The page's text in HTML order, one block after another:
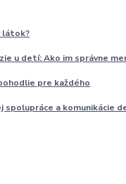
látok?
u detí: Ako im správne
pre každého
spolupráce a komunikácie